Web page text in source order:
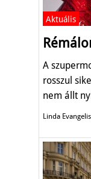
Aktuális
A
rosszul
nem állt
Linda